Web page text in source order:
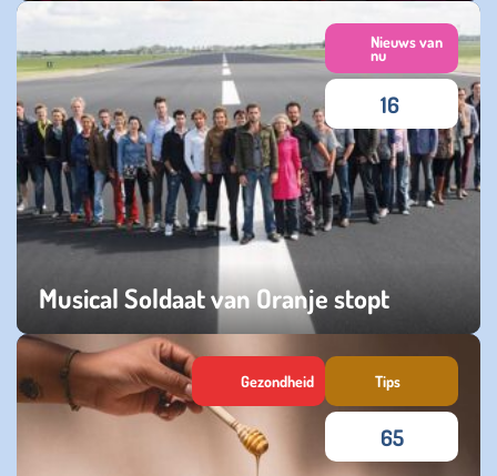
dinsdag 02 juni 2026
Musical Soldaat van Oranje stopt
woensdag 28 januari 2026
Nieuws van
nu
16
Gezondheid Tips
65